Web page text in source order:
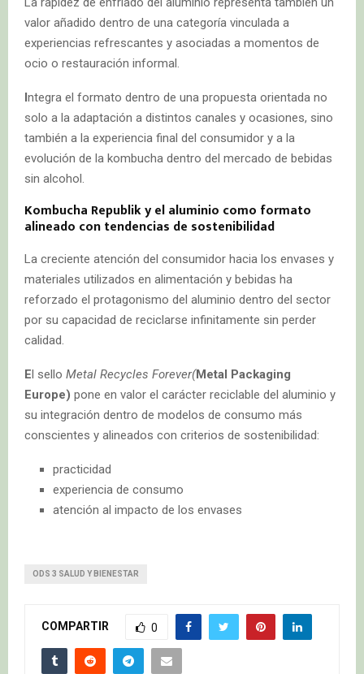
valor añadido dentro de una categoría vinculada a
experiencias refrescantes y asociadas a momentos de
ocio o restauración informal.
Integra el formato dentro de una propuesta orientada no
solo a la adaptación a distintos canales y ocasiones, sino
también a la experiencia final del consumidor y a la
evolución de la kombucha dentro del mercado de bebidas
sin alcohol.
Kombucha Republik y el aluminio como formato
alineado con tendencias de sostenibilidad
La creciente atención del consumidor hacia los envases y
materiales utilizados en alimentación y bebidas ha
reforzado el protagonismo del aluminio dentro del sector
por su capacidad de reciclarse infinitamente sin perder
calidad.
El sello Metal Recycles Forever(Metal Packaging
Europe) pone en valor el carácter reciclable del aluminio y
su integración dentro de modelos de consumo más
conscientes y alineados con criterios de sostenibilidad:
practicidad
experiencia de consumo
atención al impacto de los envases
ODS 3 SALUD Y BIENESTAR
COMPARTIR 0